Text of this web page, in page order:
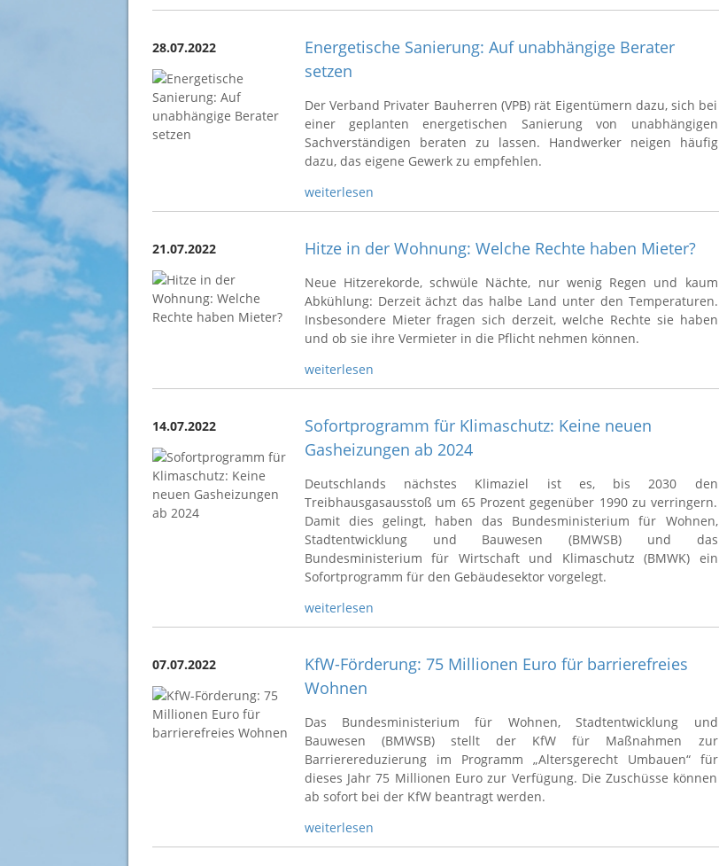
28.07.2022
Energetische Sanierung: Auf unabhängige Berater
setzen
Der Verband Privater Bauherren (VPB) rät Eigentümern dazu, sich bei
einer geplanten energetischen Sanierung von unabhängigen
Sachverständigen beraten zu lassen. Handwerker neigen häufig
dazu, das eigene Gewerk zu empfehlen.
weiterlesen
21.07.2022 Hitze in der Wohnung: Welche Rechte haben Mieter?
Neue Hitzerekorde, schwüle Nächte, nur wenig Regen und kaum
Abkühlung: Derzeit ächzt das halbe Land unter den Temperaturen.
Insbesondere Mieter fragen sich derzeit, welche Rechte sie haben
und ob sie ihre Vermieter in die Pflicht nehmen können.
weiterlesen
14.07.2022
Sofortprogramm für Klimaschutz: Keine neuen
Gasheizungen ab 2024
Deutschlands nächstes Klimaziel ist es, bis 2030 den
Treibhausgasausstoß um 65 Prozent gegenüber 1990 zu verringern.
Damit dies gelingt, haben das Bundesministerium für Wohnen,
Stadtentwicklung und Bauwesen (BMWSB) und das
Bundesministerium für Wirtschaft und Klimaschutz (BMWK) ein
Sofortprogramm für den Gebäudesektor vorgelegt.
weiterlesen
07.07.2022
KfW-Förderung: 75 Millionen Euro für barrierefreies
Wohnen
Das Bundesministerium für Wohnen, Stadtentwicklung und
Bauwesen (BMWSB) stellt der KfW für Maßnahmen zur
Barrierereduzierung im Programm „Altersgerecht Umbauen“ für
dieses Jahr 75 Millionen Euro zur Verfügung. Die Zuschüsse können
ab sofort bei der KfW beantragt werden.
weiterlesen